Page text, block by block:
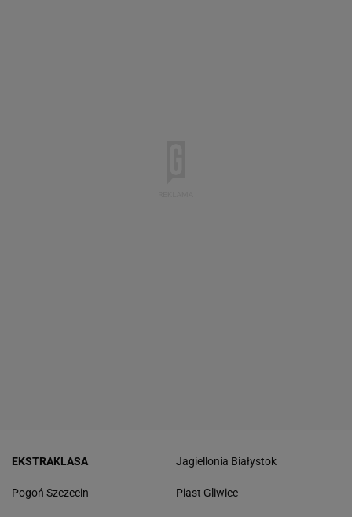
EKSTRAKLASA
Pogoń Szczecin
Jagiellonia Białystok
Piast Gliwice